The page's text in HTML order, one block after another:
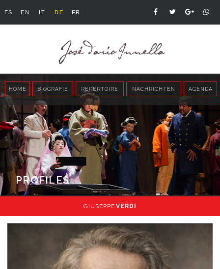
ES EN IT DE FR
HOME BIOGRAFIE REPERTOIRE NACHRICHTEN AGENDA
PROFILES
GIUSEPPE VERDI